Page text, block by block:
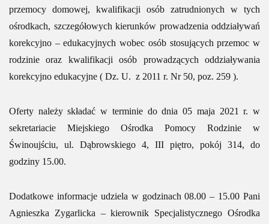
przemocy domowej, kwalifikacji osób zatrudnionych w tych
ośrodkach, szczegółowych kierunków prowadzenia oddziaływań
korekcyjno – edukacyjnych wobec osób stosujących przemoc w
rodzinie oraz kwalifikacji osób prowadzących oddziaływania
korekcyjno edukacyjne ( Dz. U. z 2011 r. Nr 50, poz. 259 ).
Oferty należy składać w terminie do dnia 05 maja 2021 r. w
sekretariacie Miejskiego Ośrodka Pomocy Rodzinie w
Świnoujściu, ul. Dąbrowskiego 4, III piętro, pokój 314, do
godziny 15.00.
Dodatkowe informacje udziela w godzinach 08.00 – 15.00 Pani
Agnieszka Zygarlicka – kierownik Specjalistycznego Ośrodka